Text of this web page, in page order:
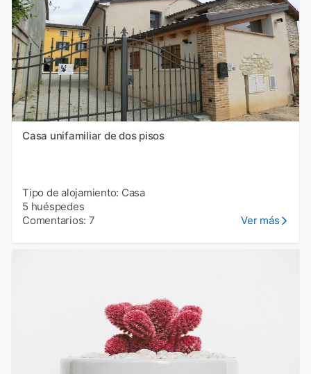
Casa unifamiliar de dos pisos
Tipo de alojamiento: Casa
5 huéspedes
Comentarios: 7
Ver más